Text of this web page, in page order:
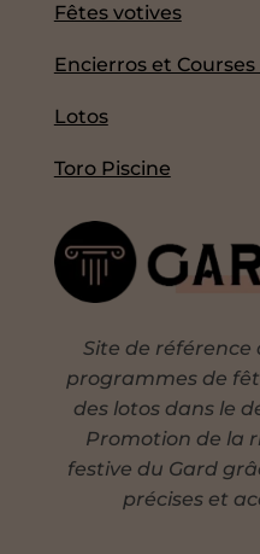
Fêtes votives
Encierros et
Lotos
Toro Piscine
Site de référence
programmes de
des lotos dans le
Promotion de la
festive du Gard
précises et